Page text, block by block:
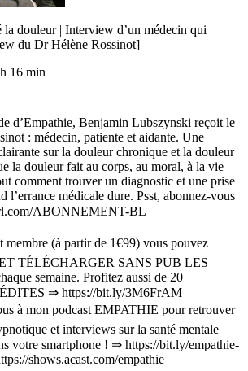
la douleur | Interview d’un médecin qui
du Dr Hélène Rossinot]
16 min
d’Empathie, Benjamin Lubszynski reçoit le
: médecin, patiente et aidante. Une
sur la douleur chronique et la douleur
la douleur fait au corps, au moral, à la vie
comment trouver un diagnostic et une prise
l’errance médicale dure. Psst, abonnez-vous
ABONNEMENT-BL
membre (à partir de 1€99) vous pouvez
TÉLÉCHARGER SANS PUB LES
semaine. Profitez aussi de 20
⇒ https://bit.ly/3M6FrAM
à mon podcast EMPATHIE pour retrouver
et interviews sur la santé mentale
votre smartphone ! ⇒ https://bit.ly/empathie-
shows.acast.com/empathie